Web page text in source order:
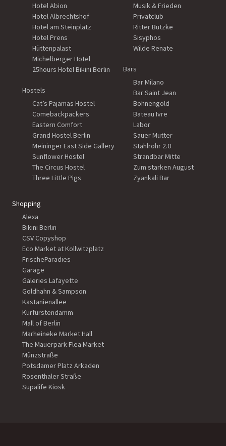
Hotel Abion
Hotel Albrechtshof
Hotel am Steinplatz
Hotel Prens
Hüttenpalast
Michelberger Hotel
25hours Hotel Bikini Berlin
Hostels
Cat’s Pajamas Hostel
Comebackpackers
Eastern Comfort
Grand Hostel Berlin
Meininger East Side Gallery
Sunflower Hostel
The Circus Hostel
Three Little Pigs
Musik & Frieden
Privatclub
Ritter Butzke
Sisyphos
Wilde Renate
Bars
Bar Milano
Bar Saint Jean
Bohnengold
Bateau Ivre
Labor
Sauer Mutter
Stahlrohr 2.0
Strandbar Mitte
Zum starken August
Zyankali Bar
Shopping
Alexa
Bikini Berlin
CSV Copyshop
Eco Market at Kollwitzplatz
FrischeParadies
Garage
Galeries Lafayette
Goldhahn & Sampson
Kastanienallee
Kurfürstendamm
Mall of Berlin
Marheineke Market Hall
The Mauerpark Flea Market
Münzstraße
Potsdamer Platz Arkaden
Rosenthaler Straße
Supalife Kiosk